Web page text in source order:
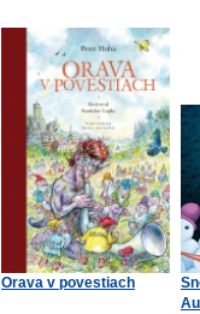
Orava v povestiach